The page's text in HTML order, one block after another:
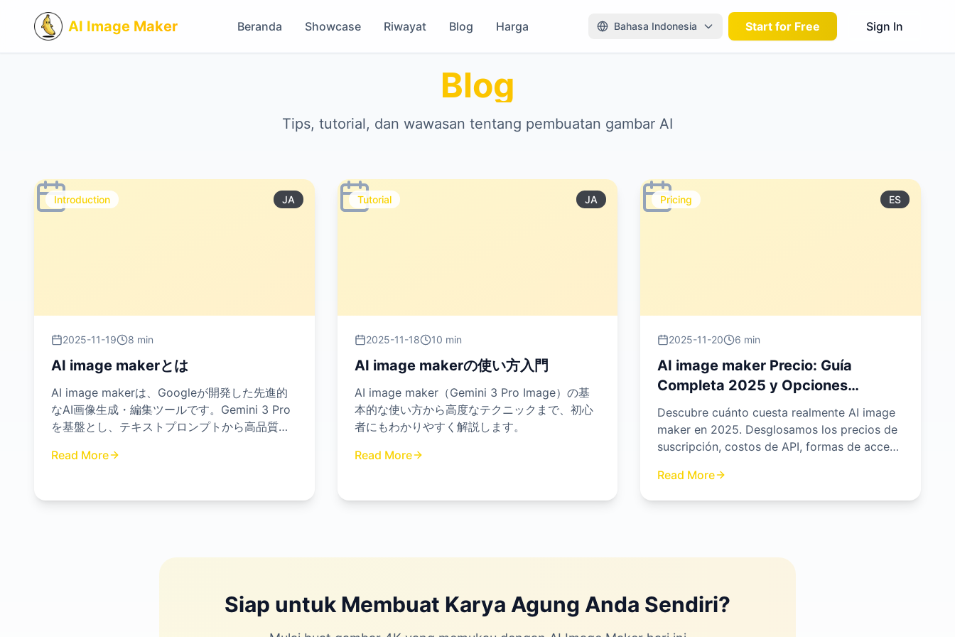
AI Image Maker Beranda Showcase Riwayat Blog Harga Bahasa Indonesia Start for Free Sign In
Blog
Tips, tutorial, dan wawasan tentang pembuatan gambar AI
Introduction JA
2025-11-19 8 min
AI image makerとは
AI image makerは、Googleが開発した先進的
なAI画像生成・編集ツールです。Gemini 3 Pro
を基盤とし、テキストプロンプトから高品質な
たりする機能を提供します。
Read More
Tutorial JA
2025-11-18 10 min
AI image makerの使い方入門
AI image maker（Gemini 3 Pro Image）の基
本的な使い方から高度なテクニックまで、初心
者にもわかりやすく解説します。
Read More
Pricing ES
2025-11-20 6 min
AI image maker Precio: Guía
Completa 2025 y Opciones
Gratuitas
Descubre cuánto cuesta realmente AI image
maker en 2025. Desglosamos los precios de
suscripción, costos de API, formas de acceso
plataforma ofrece la mejor relación calidad-
precio del mercado.
Read More
Siap untuk Membuat Karya Agung Anda Sendiri?